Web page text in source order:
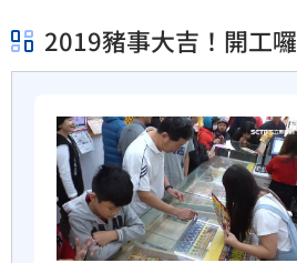
2019豬事大吉！開工囉